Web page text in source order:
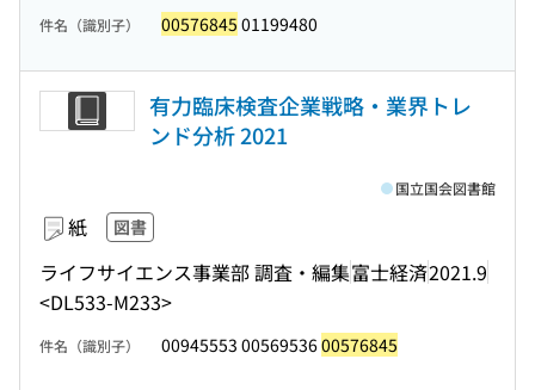
件名（識別子） 00576845 01199480
有力臨床検査企業戦略・業界トレ
ンド分析 2021
紙 図書
ライフサイエンス事業部 調査・編集富士経済2021.9
<DL533-M233>
国立国会図書館
件名（識別子） 00945553 0056953600576845